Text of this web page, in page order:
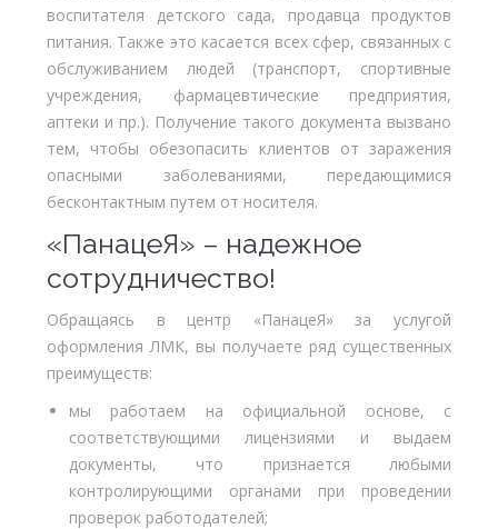
воспитателя детского сада, продавца продуктов
питания. Также это касается всех сфер, связанных с
обслуживанием людей (транспорт, спортивные
учреждения, фармацевтические предприятия,
аптеки и пр.). Получение такого документа вызвано
тем, чтобы обезопасить клиентов от заражения
опасными заболеваниями, передающимися
бесконтактным путем от носителя.
«ПанацеЯ» – надежное
сотрудничество!
Обращаясь в центр «ПанацеЯ» за услугой
оформления ЛМК, вы получаете ряд существенных
преимуществ:
мы работаем на официальной основе, с
соответствующими лицензиями и выдаем
документы, что признается любыми
контролирующими органами при проведении
проверок работодателей;